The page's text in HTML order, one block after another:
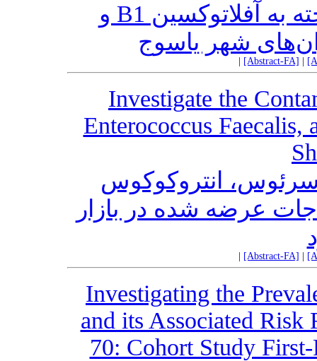
بررسی آلودگی برنج خام و پخته به آفلاتوکسین B1 و
[Abstract-FA]
Investigate the
Enterococcus
انتروکوکوس
عرضه شده در بازار
[Abstract-FA]
Investigating the
and its Associated
70: Cohort Study